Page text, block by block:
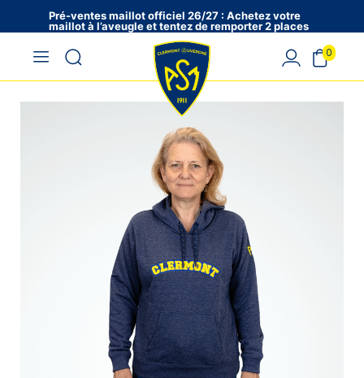
Pré-ventes maillot officiel 26/27 : Achetez votre
maillot à l’aveugle et tentez de remporter 2 places
en VIP !
0